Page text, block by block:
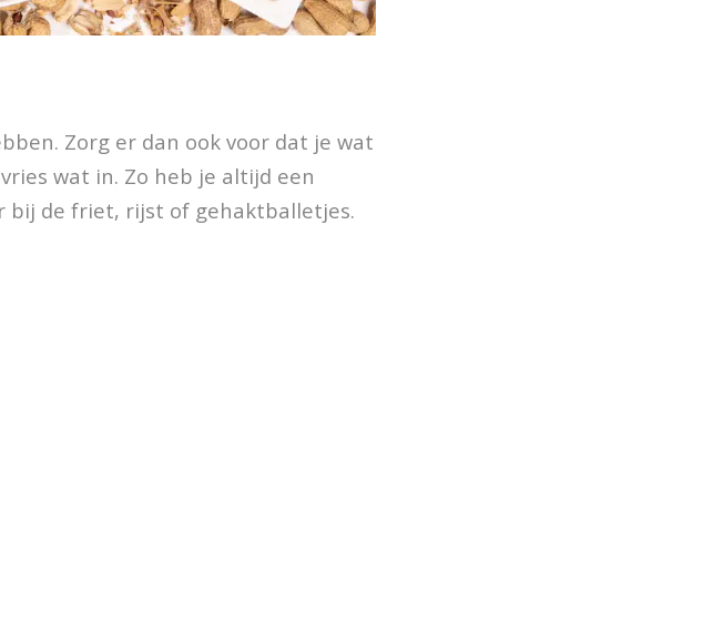
Zorg er dan ook voor dat je wat
wat in. Zo heb je altijd een
bij de friet, rijst of gehaktballetjes.